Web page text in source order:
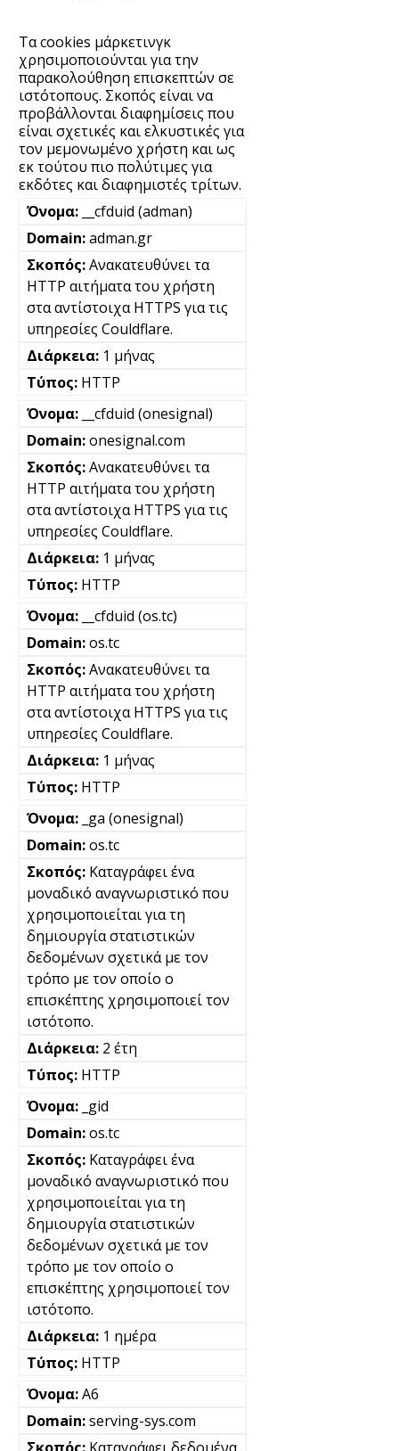
Τα cookies μάρκετινγκ
χρησιμοποιούνται για την
παρακολούθηση επισκεπτών σε
ιστότοπους. Σκοπός είναι να
προβάλλονται διαφημίσεις που
είναι σχετικές και ελκυστικές για
τον μεμονωμένο χρήστη και ως
εκ τούτου πιο πολύτιμες για
εκδότες και διαφημιστές τρίτων.
__cfduid (adman)
adman.gr
Ανακατευθύνει τα
HTTP αιτήματα του χρήστη
στα αντίστοιχα HTTPS για τις
υπηρεσίες Couldflare.
1 μήνας
HTTP
__cfduid (onesignal)
onesignal.com
Ανακατευθύνει τα
HTTP αιτήματα του χρήστη
στα αντίστοιχα HTTPS για τις
υπηρεσίες Couldflare.
1 μήνας
HTTP
__cfduid (os.tc)
os.tc
Ανακατευθύνει τα
HTTP αιτήματα του χρήστη
στα αντίστοιχα HTTPS για τις
υπηρεσίες Couldflare.
1 μήνας
HTTP
_ga (onesignal)
os.tc
Καταγράφει ένα
μοναδικό αναγνωριστικό που
χρησιμοποιείται για τη
δημιουργία στατιστικών
δεδομένων σχετικά με τον
τρόπο με τον οποίο ο
επισκέπτης χρησιμοποιεί τον
ιστότοπο.
2 έτη
HTTP
_gid
os.tc
Καταγράφει ένα
μοναδικό αναγνωριστικό που
χρησιμοποιείται για τη
δημιουργία στατιστικών
δεδομένων σχετικά με τον
τρόπο με τον οποίο ο
επισκέπτης χρησιμοποιεί τον
ιστότοπο.
1 ημέρα
HTTP
A6
serving-sys.com